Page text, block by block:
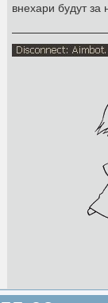
внехари будут за